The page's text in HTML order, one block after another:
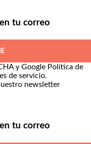
tu correo
y Google Política de
de servicio.
newsletter
tu correo